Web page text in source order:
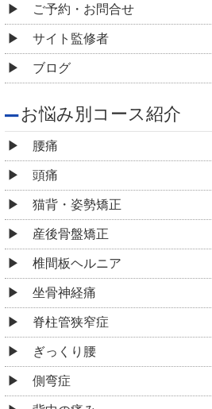
ご予約・お問合せ
サイト監修者
ブログ
お悩み別コース紹介
腰痛
頭痛
猫背・姿勢矯正
産後骨盤矯正
椎間板ヘルニア
坐骨神経痛
脊柱管狭窄症
ぎっくり腰
側弯症